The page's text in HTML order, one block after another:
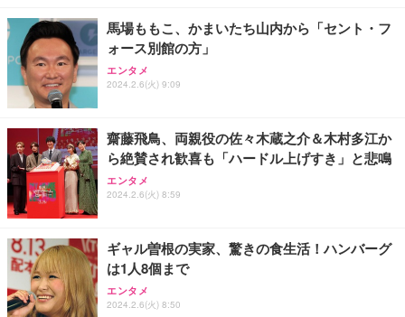
馬場ももこ、かまいたち山内から「セント・フ
ォース別館の方」
エンタメ
2024.2.6(火) 9:09
齋藤飛鳥、両親役の佐々木蔵之介＆木村多江か
ら絶賛され歓喜も「ハードル上げすき」と悲鳴
エンタメ
2024.2.6(火) 8:59
ギャル曽根の実家、驚きの食生活！ハンバーグ
は1人8個まで
エンタメ
2024.2.6(火) 8:50